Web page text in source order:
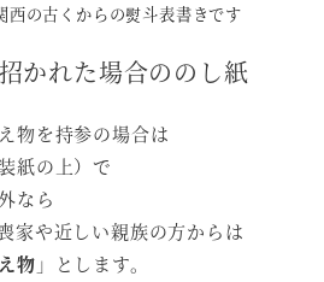
西の古くからの熨斗表書きです
かれた場合ののし紙
物を持参の場合は
紙の上）で
なら
家や近しい親族の方からは
物 」とします。